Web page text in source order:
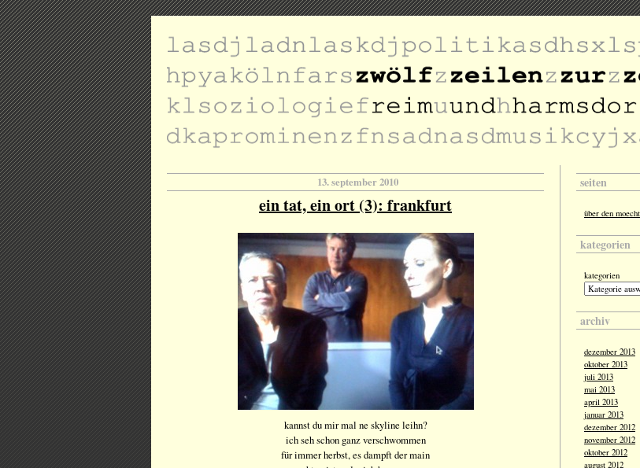
13. september 2010
ein tat, ein ort (3): frankfurt
kannst du mir mal ne skyline leihn?
ich seh schon ganz verschwommen
für immer herbst, es dampft der main
seiten
über den
kategorien
kategorien
archiv
dezember 2013
oktober 2013
juli 2013
mai 2013
april 2013
januar 2013
dezember 2012
november 2012
oktober 2012
august 2012